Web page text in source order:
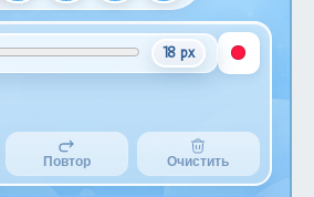
18 px
Повтор Очистить